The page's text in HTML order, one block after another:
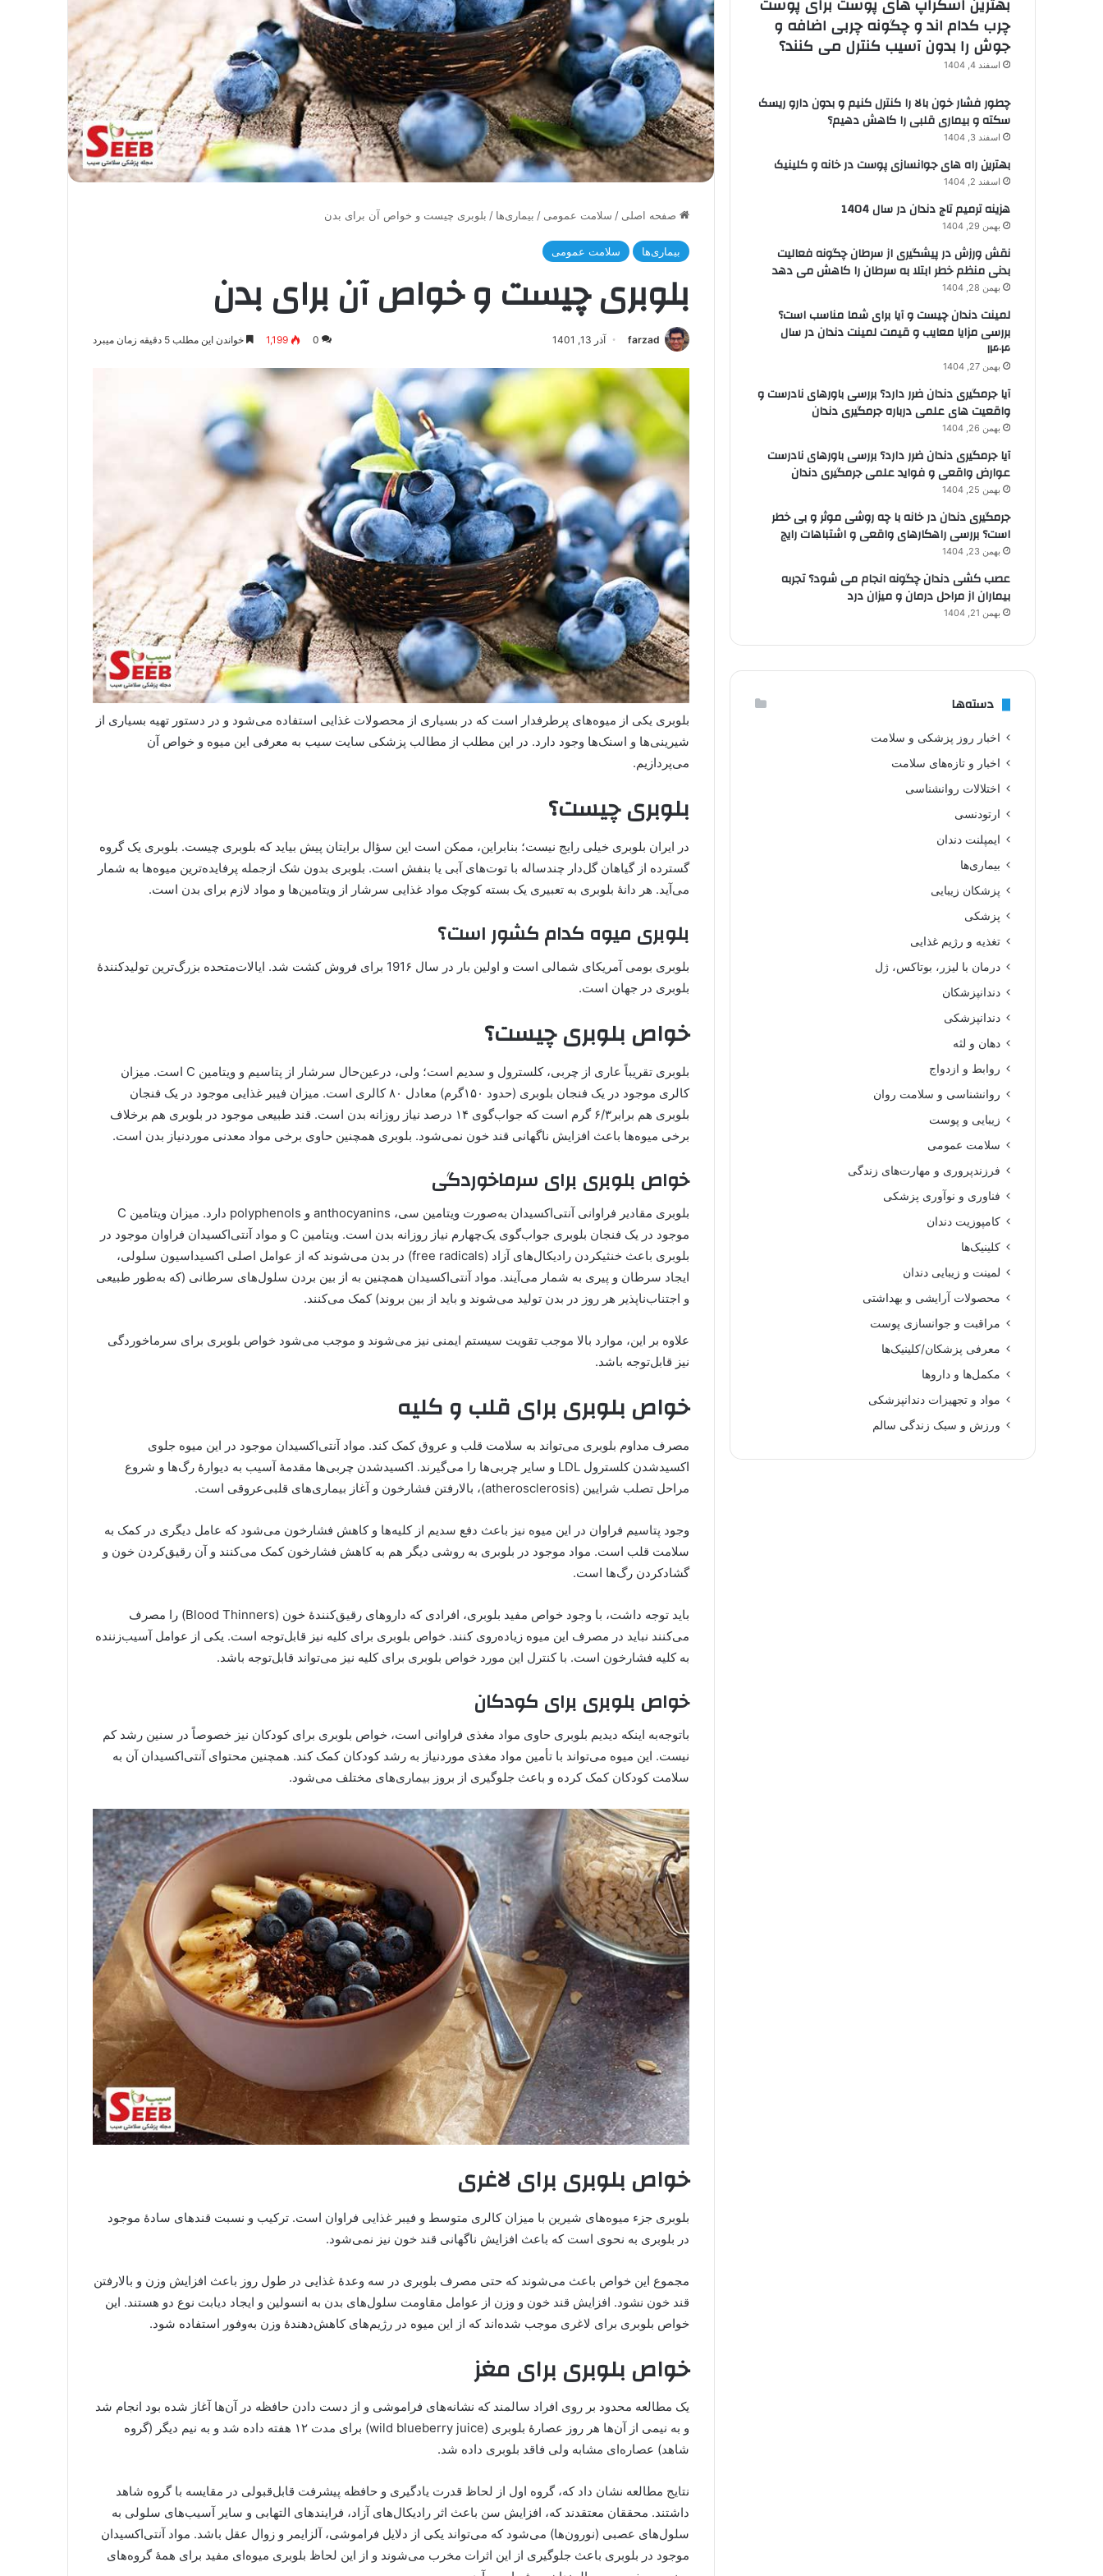
صفحه اصلی / سلامت عمومی / بیماری‌ها / بلوبری چیست و خواص آن برای بدن
بیماری‌ها سلامت عمومی
بلوبری چیست و خواص آن برای بدن
farzad آذر 13, 1401 0
1,199 خواندن این مطلب 5 دقیقه زمان میبرد
بلوبری یکی از میوه‌های پرطرفدار است که در بسیاری از محصولات غذایی استفاده می‌شود و در دستور تهیه بسیاری از
شیرینی‌ها و اسنک‌ها وجود دارد. در این مطلب از مطالب پزشکی سایتسیب به معرفی این میوه و خواص آن
می‌پردازیم.
بلوبری چیست؟
در ایران بلوبری خیلی رایج نیست؛ بنابراین، ممکن است این سؤال برایتان پیش بیاید که بلوبری چیست. بلوبری یک گروه
گسترده از گیاهان گل‌دار چندساله با توت‌های آبی یا بنفش است. بلوبری بدون شک ازجمله پرفایده‌ترین میوه‌ها به شمار
می‌آید. هر دانۀ بلوبری به تعبیری یک بسته کوچک مواد غذایی سرشار از ویتامین‌ها و مواد لازم برای بدن است.
بلوبری میوه کدام کشور است؟
بلوبری بومی آمریکای شمالی است و اولین بار در سال 191۶ برای فروش کشت شد. ایالات‌متحده بزرگ‌ترین تولیدکنندۀ
بلوبری در جهان است.
خواص بلوبری چیست؟
بلوبری تقریباً عاری از چربی، کلسترول و سدیم است؛ ولی، درعین‌حال سرشار از پتاسیم و ویتامین C است. میزان
کالری موجود در یک فنجان بلوبری (حدود ۱۵۰گرم) معادل ۸۰ کالری است. میزان فیبر غذایی موجود در یک فنجان
بلوبری هم برابر۶/۳ گرم است که جواب‌گوی ۱۴ درصد نیاز روزانه بدن است. قند طبیعی موجود در بلوبری هم برخلاف
برخی میوه‌ها باعث افزایش ناگهانی قند خون نمی‌شود. بلوبری همچنین حاوی برخی مواد معدنی موردنیاز بدن است.
خواص بلوبری برای سرماخوردگی
بلوبری مقادیر فراوانی آنتی‌اکسیدان به‌صورت ویتامین سی، anthocyanins و polyphenols دارد. میزان ویتامین C
موجود در یک فنجان بلوبری جواب‌گوی یک‌چهارم نیاز روزانه بدن است. ویتامین C و مواد آنتی‌اکسیدان فراوان موجود در
بلوبری باعث خنثی‎کردن رادیکال‌های آزاد (free radicals) در بدن می‌شوند که از عوامل اصلی اکسیداسیون سلولی،
ایجاد سرطان و پیری به شمار می‌آیند. مواد آنتی‌اکسیدان همچنین به از بین بردن سلول‌های سرطانی (که به‌طور طبیعی
و اجتناب‌ناپذیر هر روز در بدن تولید می‌شوند و باید از بین بروند) کمک می‌کنند.
علاوه بر این، موارد بالا موجب تقویت سیستم ایمنی نیز می‌شوند و موجب می‌شود خواص بلوبری برای سرماخوردگی
نیز قابل‌توجه باشد.
خواص بلوبری برای قلب و کلیه
مصرف مداوم بلوبری می‌تواند به سلامت قلب و عروق کمک کند. مواد آنتی‌اکسیدان موجود در این میوه جلوی
اکسیدشدن کلسترول LDL و سایر چربی‌ها را می‌گیرند. اکسیدشدن چربی‌ها مقدمۀ آسیب به دیوارۀ رگ‌ها و شروع
مراحل تصلب شرایین (atherosclerosis)، بالارفتن فشارخون و آغاز بیماری‌های قلبی‌عروقی است.
وجود پتاسیم فراوان در این میوه نیز باعث دفع سدیم از کلیه‌ها و کاهش فشارخون می‌شود که عامل دیگری در کمک به
سلامت قلب است. مواد موجود در بلوبری به روشی دیگر هم به کاهش فشارخون کمک می‌کنند و آن رقیق‌کردن خون و
گشادکردن رگ‌ها است.
باید توجه داشت، با وجود خواص مفید بلوبری، افرادی که داروهای رقیق‌کنندۀ خون (Blood Thinners) را مصرف
می‌کنند نباید در مصرف این میوه زیاده‌روی کنند. خواص بلوبری برای کلیه نیز قابل‌توجه است. یکی از عوامل آسیب‌زننده
به کلیه فشارخون است. با کنترل این مورد خواص بلوبری برای کلیه نیز می‌تواند قابل‌توجه باشد.
خواص بلوبری برای کودکان
باتوجه‌به اینکه دیدیم بلوبری حاوی مواد مغذی فراوانی است، خواص بلوبری برای کودکان نیز خصوصاً در سنین رشد کم
نیست. این میوه می‌تواند با تأمین مواد مغذی موردنیاز به رشد کودکان کمک کند. همچنین محتوای آنتی‌اکسیدان آن به
سلامت کودکان کمک کرده و باعث جلوگیری از بروز بیماری‌های مختلف می‌شود.
خواص بلوبری برای لاغری
بلوبری جزء میوه‌های شیرین با میزان کالری متوسط و فیبر غذایی فراوان است. ترکیب و نسبت قندهای سادۀ موجود
در بلوبری به نحوی است که باعث افزایش ناگهانی قند خون نیز نمی‌شود.
مجموع این خواص باعث می‌شوند که حتی مصرف بلوبری در سه وعدۀ غذایی در طول روز باعث افزایش وزن و بالارفتن
قند خون نشود. افزایش قند خون و وزن از عوامل مقاومت سلول‌های بدن به انسولین و ایجاد دیابت نوع دو هستند. این
خواص بلوبری برای لاغری موجب شده‌اند که از این میوه در رژیم‌های کاهش‌دهندۀ وزن به‌وفور استفاده شود.
خواص بلوبری برای مغز
یک مطالعه محدود بر روی افراد سالمند که نشانه‌های فراموشی و از دست دادن حافظه در آن‌ها آغاز شده بود انجام شد
و به نیمی از آن‌ها هر روز عصارۀ بلوبری (wild blueberry juice) برای مدت ۱۲ هفته داده شد و به نیم دیگر (گروه
شاهد) عصاره‌ای مشابه ولی فاقد بلوبری داده شد.
نتایج مطالعه نشان داد که، گروه اول از لحاظ قدرت یادگیری و حافظه پیشرفت قابل‌قبولی در مقایسه با گروه شاهد
داشتند. محققان معتقدند که، افزایش سن باعث اثر رادیکال‌های آزاد، فرایندهای التهابی و سایر آسیب‌های سلولی به
سلول‌های عصبی (نورون‌ها) می‌شود که می‌تواند یکی از دلایل فراموشی، آلزایمر و زوال عقل باشد. مواد آنتی‌اکسیدان
موجود در بلوبری باعث جلوگیری از این اثرات مخرب می‌شوند و از این لحاظ بلوبری میوه‌ای مفید برای همۀ گروه‌های
چرب کدام اند و چگونه چربی اضافه و
جوش را بدون آسیب کنترل می کنند؟
اسفند 4, 1404
چطور فشار خون بالا را کنترل کنیم و بدون دارو ریسک
سکته و بیماری قلبی را کاهش دهیم؟
اسفند 3, 1404
بهترین راه های جوانسازی پوست در خانه و کلینیک
اسفند 2, 1404
هزینه ترمیم تاج دندان در سال 1404
بهمن 29, 1404
نقش ورزش در پیشگیری از سرطان چگونه فعالیت
بدنی منظم خطر ابتلا به سرطان را کاهش می دهد
بهمن 28, 1404
لمینت دندان چیست و آیا برای شما مناسب است؟
بررسی مزایا معایب و قیمت لمینت دندان در سال
۱۴۰۴
بهمن 27, 1404
آیا جرمگیری دندان ضرر دارد؟ بررسی باورهای نادرست و
واقعیت های علمی درباره جرمگیری دندان
بهمن 26, 1404
آیا جرمگیری دندان ضرر دارد؟ بررسی باورهای نادرست
عوارض واقعی و فواید علمی جرمگیری دندان
بهمن 25, 1404
جرمگیری دندان در خانه با چه روشی موثر و بی خطر
است؟ بررسی راهکارهای واقعی و اشتباهات رایج
بهمن 23, 1404
عصب کشی دندان چگونه انجام می شود؟ تجربه
بیماران از مراحل درمان و میزان درد
بهمن 21, 1404
دسته‌ها
اخبار روز پزشکی و سلامت
اخبار و تازه‌های سلامت
اختلالات روانشناسی
ارتودنسی
ایمپلنت دندان
بیماری‌ها
پزشکان زیبایی
پزشکی
تغذیه و رژیم غذایی
درمان با لیزر، بوتاکس، ژل
دندانپزشکان
دندانپزشکی
دهان و لثه
روابط و ازدواج
روانشناسی و سلامت روان
زیبایی و پوست
سلامت عمومی
فرزندپروری و مهارت‌های زندگی
فناوری و نوآوری پزشکی
کامپوزیت دندان
کلینیک‌ها
لمینت و زیبایی دندان
محصولات آرایشی و بهداشتی
مراقبت و جوانسازی پوست
معرفی پزشکان/کلینیک‌ها
مکمل‌ها و داروها
مواد و تجهیزات دندانپزشکی
ورزش و سبک زندگی سالم